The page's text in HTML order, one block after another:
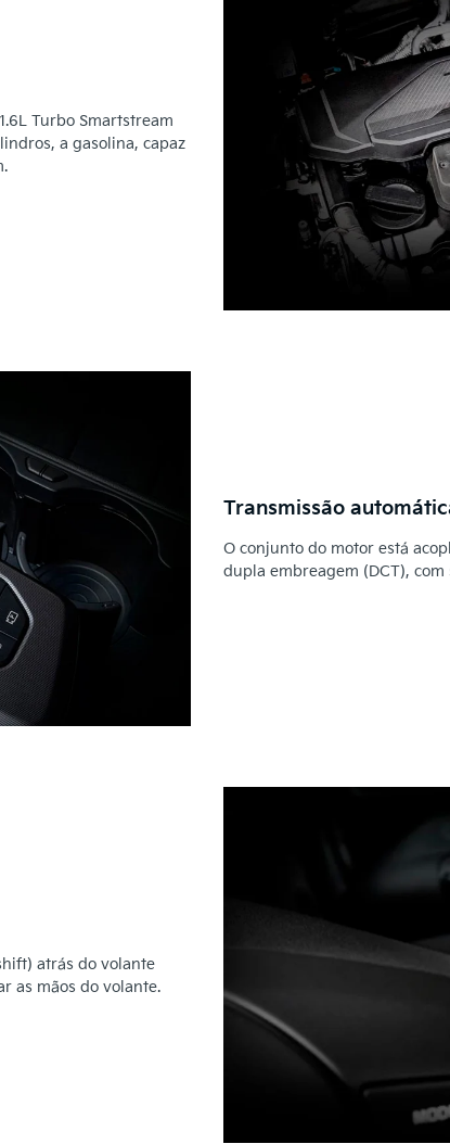
Turbo Smartstream
a gasolina, capaz
Transmissão
O conjunto do motor está
dupla embreagem (DCT),
atrás do volante
as mãos do volante.